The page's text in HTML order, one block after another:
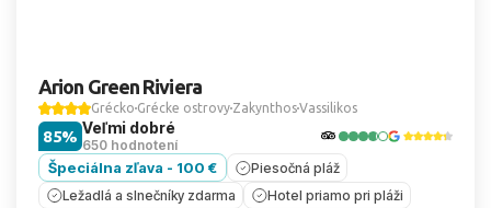
Arion Green Riviera
Grécko Grécke ostrovy ZakynthosVassilikos
Veľmi dobré
650 hodnotení
85%
Špeciálna zľava - 100 €
Piesočná pláž
Ležadlá a slnečníky zdarma
Hotel priamo pri pláži